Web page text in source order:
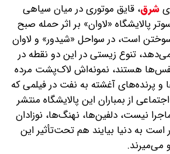
شرق، قایق موتوری در میان سیاهی
پالایشگاه «لاوان» بر اثر حمله صبح
است، در سواحل «شیدور» و لاوان
تنوع زیستی در این دو نقطه در
هستند، نمونه‌اش لاک‌پشت مرده
و پرنده‌های آغشته به نفت در فیلمی که
از بمباران این پالایشگاه منتشر
نیست، دلفین‌ها، نهنگ‌ها، نوزادان
به دنیا بیایند هم تحت‌تأثیر این
می‌میرند.